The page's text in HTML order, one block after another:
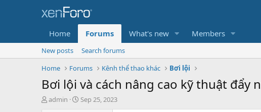
Home Forums What's new Members
New posts
Search forums
Home
Forums Kênh thể thao khác Bơi lội
Bơi lội và cách nâng cao kỹ thuật đẩy
T
admin
S
Sep 25, 2023